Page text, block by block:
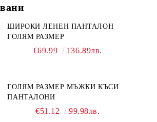
ШИРОКИ ЛЕНЕН ПАНТАЛОН
ГОЛЯМ РАЗМЕР
€69.99 136.89лв.
ГОЛЯМ РАЗМЕР МЪЖКИ КЪСИ
ПАНТАЛОНИ
€51.12 99.98лв.